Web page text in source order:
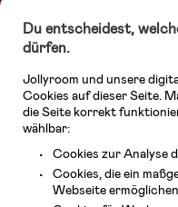
Autositze, Kinder- und
fantastischer
vieles mehr. Wir haben
Avent, Jack Wolfskin, Cybex,
unserem vielfältigen
Du entscheidest,
dürfen.
Jollyroom und unsere
Cookies auf dieser Seite.
die Seite korrekt
wählbar:
Cookies zur Analyse
Cookies, die ein
Webseite